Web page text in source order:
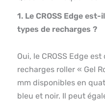
1. Le CROSS Edge
types de recharges ?
Oui, le CROSS Edge
recharges roller « Gel
mm disponibles en
bleu et noir. Il peut